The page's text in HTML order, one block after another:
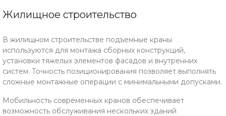
Жилищное строительство
В жилищном строительстве подъемные краны
используются для монтажа сборных конструкций,
установки тяжелых элементов фасадов и внутренних
систем. Точность позиционирования позволяет выполнять
сложные монтажные операции с минимальными допусками.
Мобильность современных кранов обеспечивает
возможность обслуживания нескольких зданий